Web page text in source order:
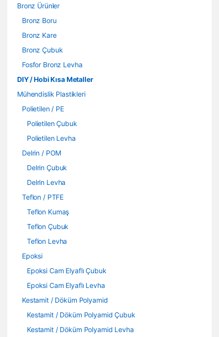
Bronz Ürünler
Bronz Boru
Bronz Kare
Bronz Çubuk
Fosfor Bronz Levha
DIY / Hobi Kısa Metaller
Mühendislik Plastikleri
Polietilen / PE
Polietilen Çubuk
Polietilen Levha
Delrin / POM
Delrin Çubuk
Delrin Levha
Teflon / PTFE
Teflon Kumaş
Teflon Çubuk
Teflon Levha
Epoksi
Epoksi Cam Elyaflı Çubuk
Epoksi Cam Elyaflı Levha
Kestamit / Döküm Polyamid
Kestamit / Döküm Polyamid Çubuk
Kestamit / Döküm Polyamid Levha